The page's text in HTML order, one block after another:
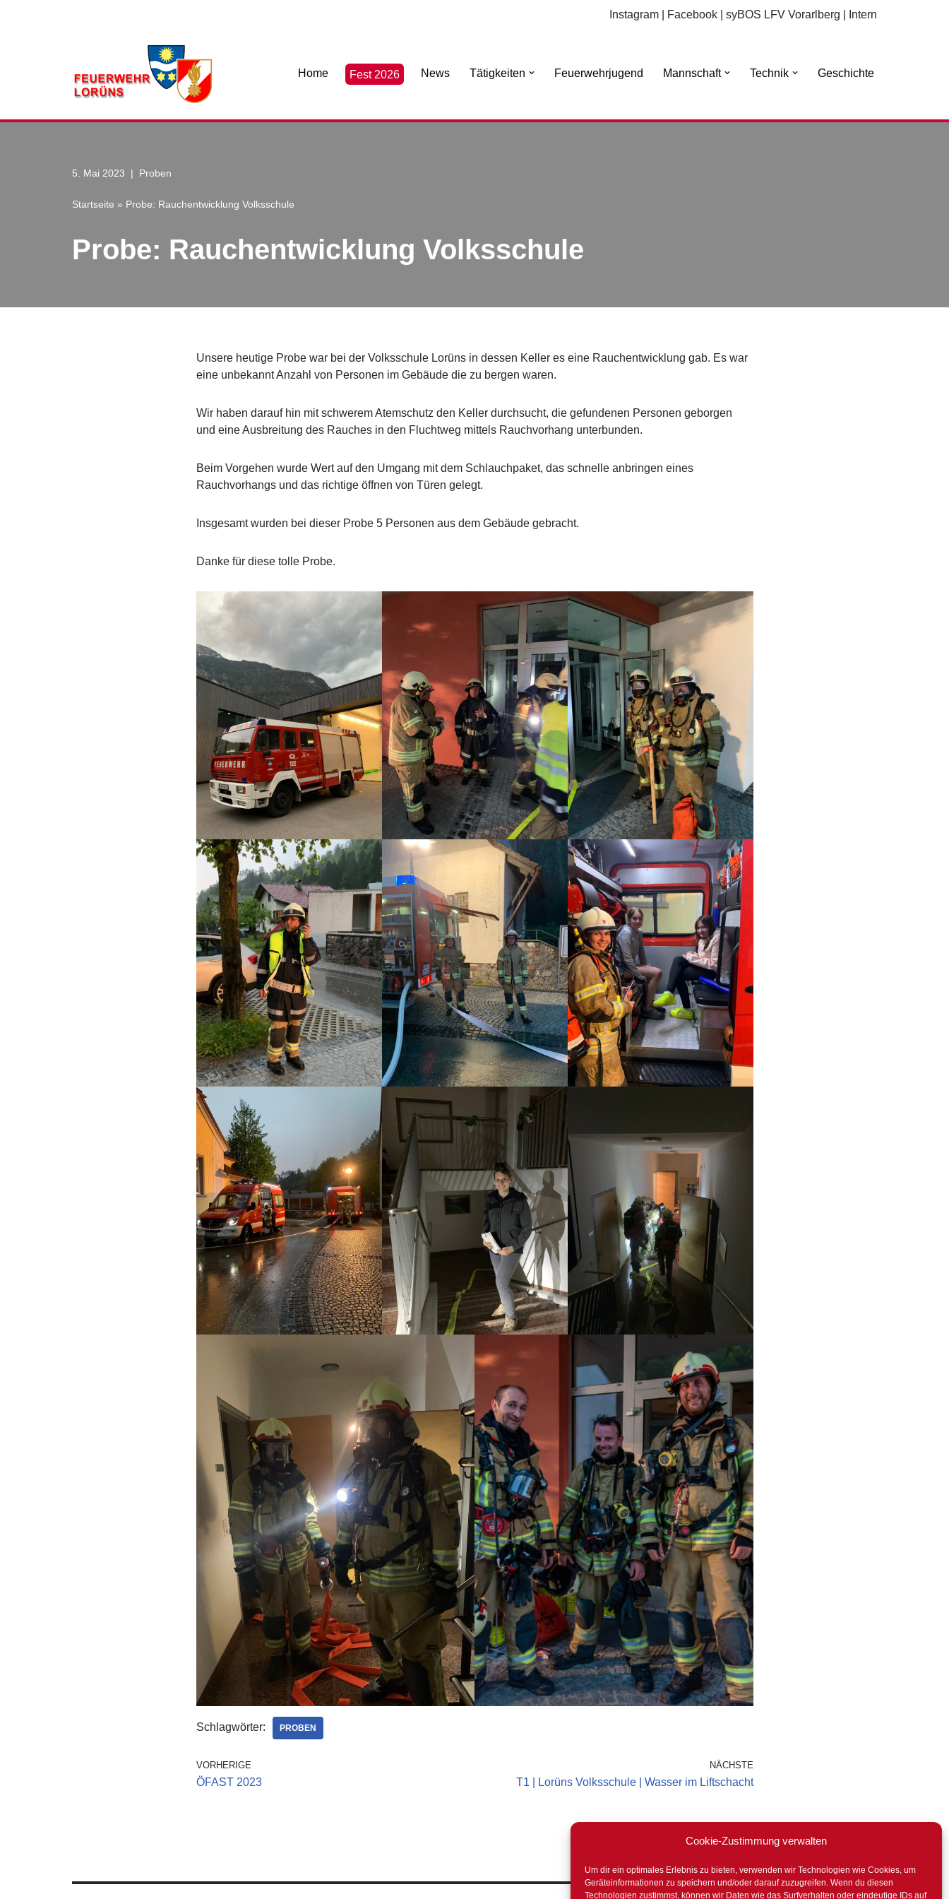
Cookie-Zustimmung verwalten
Um dir ein optimales Erlebnis zu bieten, verwenden wir Technologien wie Cookies, um
Geräteinformationen zu speichern und/oder darauf zuzugreifen. Wenn du diesen
Technologien zustimmst, können wir Daten wie das Surfverhalten oder eindeutige IDs auf
Instagram Facebook syBOS LFV Vorarlberg Intern
Home Fest 2026 News Tätigkeiten Feuerwehrjugend Mannschaft Technik Geschichte
5. Mai 2023 Proben
Startseite » Probe: Rauchentwicklung Volksschule
Probe: Rauchentwicklung Volksschule
Unsere heutige Probe war bei der Volksschule Lorüns in dessen Keller es eine Rauchentwicklung gab. Es war
eine unbekannt Anzahl von Personen im Gebäude die zu bergen waren.
Wir haben darauf hin mit schwerem Atemschutz den Keller durchsucht, die gefundenen Personen geborgen
und eine Ausbreitung des Rauches in den Fluchtweg mittels Rauchvorhang unterbunden.
Beim Vorgehen wurde Wert auf den Umgang mit dem Schlauchpaket, das schnelle anbringen eines
Rauchvorhangs und das richtige öffnen von Türen gelegt.
Insgesamt wurden bei dieser Probe 5 Personen aus dem Gebäude gebracht.
Danke für diese tolle Probe.
Schlagwörter: PROBEN
VORHERIGE
ÖFAST 2023
NÄCHSTE
T1 | Lorüns Volksschule | Wasser im Liftschacht